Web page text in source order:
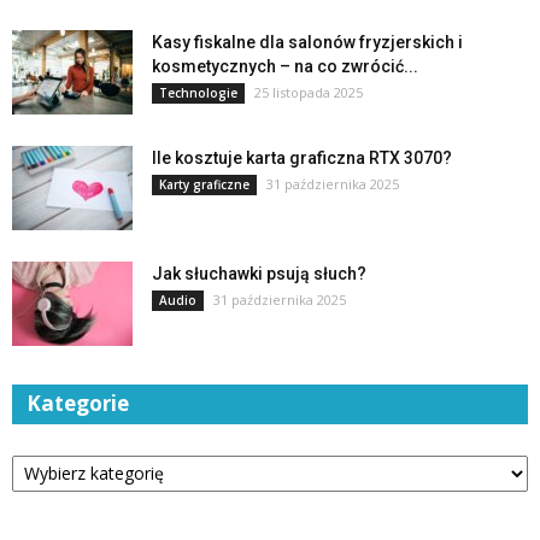
Kasy fiskalne dla salonów fryzjerskich i
kosmetycznych – na co zwrócić...
Technologie 25 listopada 2025
Ile kosztuje karta graficzna RTX 3070?
Karty graficzne 31 października 2025
Jak słuchawki psują słuch?
Audio 31 października 2025
Kategorie
Kategorie